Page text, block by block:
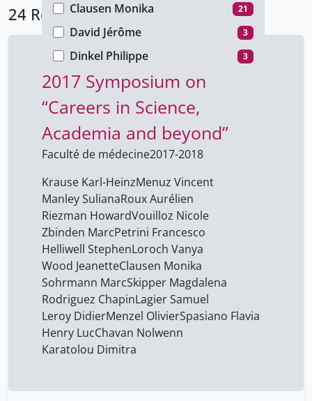
Clausen Monika 21
David Jérôme 3
Dinkel Philippe 3
Fehlbaum Valerie
Freret-Lorgeril Valentin
Geissbühler Antoine
Genevay Stéphane
Guex Samuel
Helliwell Stephen
Henry Luc
Karatolou Dimitra
Krause Karl-Heinz
Lacour Jérôme
Lagier Samuel 21
Lanier Cédric
Loroch Vanya
24 Résultats
2017 Symposium on
“Careers in Science,
Academia and beyond”
Faculté de médecine2017-2018
Krause Karl-HeinzMenuz Vincent
Manley SulianaRoux Aurélien
Riezman HowardVouilloz Nicole
Zbinden MarcPetrini Francesco
Helliwell StephenLoroch Vanya
Wood JeanetteClausen Monika
Sohrmann MarcSkipper Magdalena
Rodriguez ChapinLagier Samuel
Leroy DidierMenzel OlivierSpasiano Flavia
Henry LucChavan Nolwenn
Karatolou Dimitra